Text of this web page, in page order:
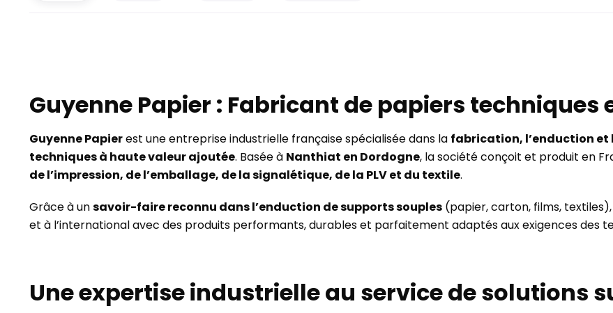
Guyenne Papier : Fabricant de papiers techniques
Guyenne Papierest une entreprise industrielle française spécialisée dans la fabrication, l’enduction
techniques à haute valeur ajoutée. Basée à Nanthiat en Dordogne, la société conçoit et produit en
de l’impression, de l’emballage, de la signalétique, de la PLV et du textile.
Grâce à unsavoir-faire reconnu dans l’enduction de supports souples (papier, carton, films,
et à l’international avec des produits performants, durables et parfaitement adaptés aux exigences des
Une expertise industrielle au service de solutions